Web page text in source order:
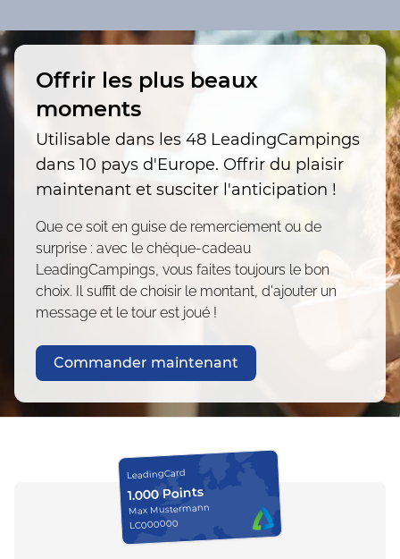
Offrir les plus beaux
moments
Utilisable dans les 48 LeadingCampings
dans 10 pays d'Europe. Offrir du plaisir
maintenant et susciter l'anticipation !
Que ce soit en guise de remerciement ou de
surprise : avec le chèque-cadeau
LeadingCampings, vous faites toujours le bon
choix. Il suffit de choisir le montant, d'ajouter un
message et le tour est joué !
Commander maintenant
LeadingCard
1.000 Points
Max Mustermann
LC000000